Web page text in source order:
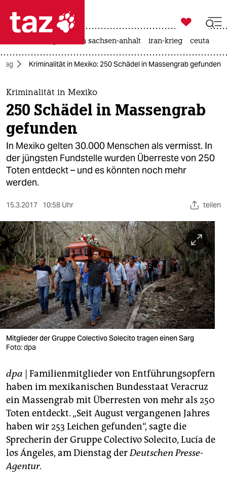
 taz zahl ich
taz zahl ich
themen
politik
öko
gesellschaft
kultur
sport
berlin
nord
wahrheit
verlag
verlag
veranstaltungen
fragen & hilfe
unterstützen
abo
genossenschaft
epaper login

taz zahl ich
landtagswahl in sachsen-anhalt iran-krieg ceuta
Kriminalität in Mexiko: 250 Schädel in Massengrab gefunden
Kriminalität in Mexiko
250 Schädel in Massengrab
gefunden
In Mexiko gelten 30.000 Menschen als vermisst. In
der jüngsten Fundstelle wurden Überreste von 250
Toten entdeckt – und es könnten noch mehr
werden.
15.3.2017 10:58 Uhr teilen
Mitglieder der Gruppe Colectivo Solecito tragen einen Sarg
Foto: dpa
dpa | Familienmitglieder von Entführungsopfern
haben im mexikanischen Bundesstaat Veracruz
ein Massengrab mit Überresten von mehr als 250
Toten entdeckt. „Seit August vergangenen Jahres
haben wir 253 Leichen gefunden“, sagte die
Sprecherin der Gruppe Colectivo Solecito, Lucía de
los Ángeles, am Dienstag derDeutschen Presse-
Agentur.